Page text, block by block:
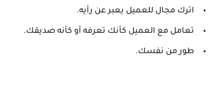
اترك مجال للعميل يعبر عن رأيه.
تعامل مع العميل كأنك تعرفه أو كأنه صديقك.
طور من نفسك.